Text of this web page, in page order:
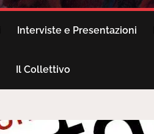
Interviste e Presentazioni
Il Collettivo